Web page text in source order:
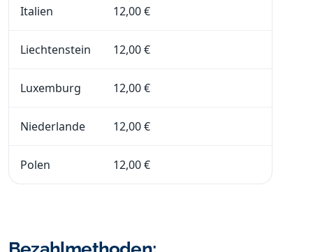
Italien 12,00 €
Liechtenstein 12,00 €
Luxemburg 12,00 €
Niederlande 12,00 €
Polen 12,00 €